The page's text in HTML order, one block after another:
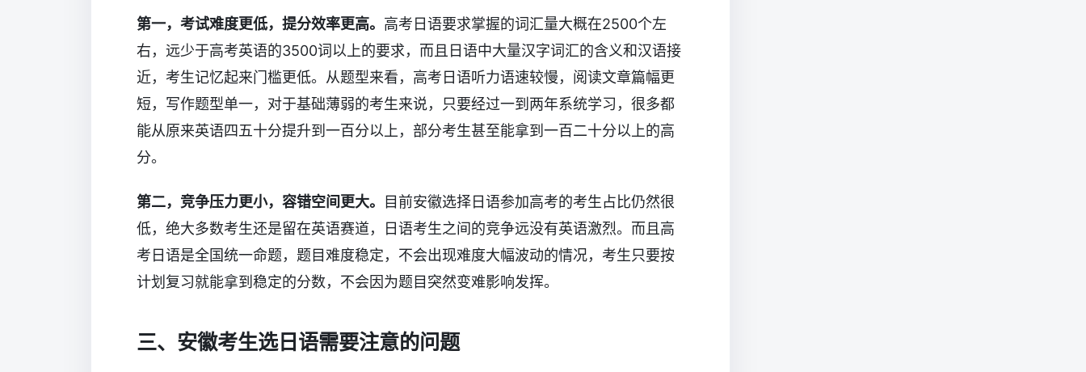
第一，考试难度更低，提分效率更高。 高考日语要求掌握的词汇量大概在2500个左
右，远少于高考英语的3500词以上的要求，而且日语中大量汉字词汇的含义和汉语接
近，考生记忆起来门槛更低。从题型来看，高考日语听力语速较慢，阅读文章篇幅更
短，写作题型单一，对于基础薄弱的考生来说，只要经过一到两年系统学习，很多都
能从原来英语四五十分提升到一百分以上，部分考生甚至能拿到一百二十分以上的高
分。
第二，竞争压力更小，容错空间更大。
目前安徽选择日语参加高考的考生占比仍然很
低，绝大多数考生还是留在英语赛道，日语考生之间的竞争远没有英语激烈。而且高
考日语是全国统一命题，题目难度稳定，不会出现难度大幅波动的情况，考生只要按
计划复习就能拿到稳定的分数，不会因为题目突然变难影响发挥。
三、安徽考生选日语需要注意的问题